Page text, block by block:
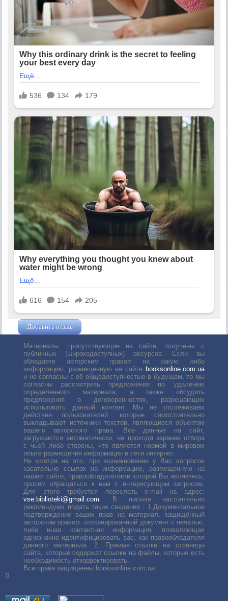
Добавить отзыв
Материалы, присутствующие на сайте, получены с
публичных (широкодоступных) ресурсов. Если вы
обладаете авторским правом на какую либо
информацию, размещенную на сайте booksonline.com.ua
и не согласны с её общедоступностью в будущем, то мы
согласны рассмотреть предложения по удалению
определенного материала, а также обсудить
предложения о договоренностях, разрешающих
использовать данный контент. Мы не отслеживаем
действия пользователей, которые самостоятельно
выкладывают источники текстов, являющиеся объектом
вашего авторского права. Все данные на сайт,
загружаются автоматически, не проходя заранее отбора
с чьей либо стороны, что является нормой в мировом
опыте размещения информации в сети интернет.
Не смотря на это, при возникновении у Вас вопросов
касательно ссылок на информацию, размещенную на
нашем сайте, правообладателями которой Вы являетесь,
просим обращаться к нам с интересующим запросом.
Для этого требуется переслать е-mail на адрес:
vse.biblioteki@gmail.com. В письме настоятельно
рекомендуем подать такие сведения : 1.Документальное
подтверждение ваших прав на материал, защищённый
авторским правом: отсканированный документ с печатью,
либо иная контактная информация, позволяющая
однозначно идентифицировать вас, как правообладателя
данного материала. 2. Прямые ссылки на страницы
сайта, которые содержат ссылки на файлы, которые есть
необходимость откорректировать.
Все права защищенны booksonline.com.ua
0